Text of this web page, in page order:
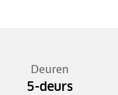
Deuren
5-deurs